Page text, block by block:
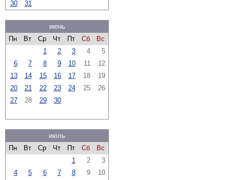
30
31
июнь
Пн
Вт Ср Чт Пт Сб
Вс
1
2 3 4
5
6
7 8 9 10 11
12
13
14 15 16 17 18
19
20
21 22 23 24 25
26
27
28 29 30
июль
Пн
Вт Ср Чт Пт Сб
Вс
1
2
3
4
5 6 7 8 9
10